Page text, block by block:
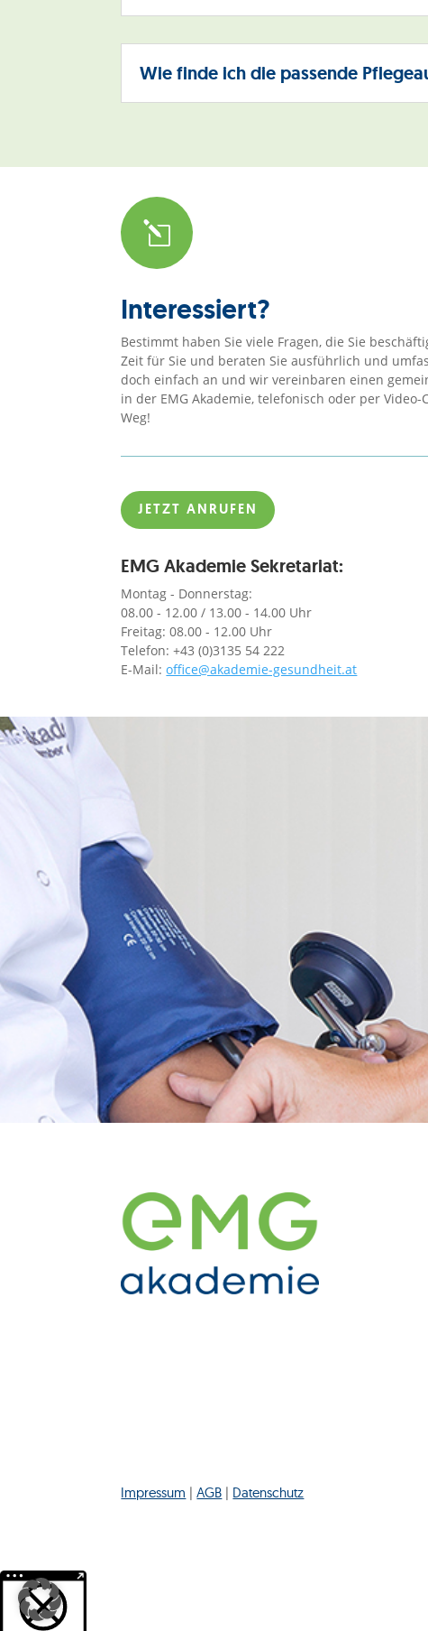
Wie finde ich die passende
l
Interessiert?
Bestimmt haben Sie viele Fragen, die Sie
Zeit für Sie und beraten Sie ausführlich und
doch einfach an und wir vereinbaren einen
in der EMG Akademie, telefonisch oder per
Weg!
JETZT ANRUFEN
EMG Akademie Sekretariat:
Montag - Donnerstag:
08.00 - 12.00 / 13.00 - 14.00 Uhr
Freitag: 08.00 - 12.00 Uhr
Telefon: +43 (0)3135 54 222
E-Mail:office@akademie-gesundheit.at
Impressum |AGB | Datenschutz
Weitere Informationen über den gesperrten Inhalt.